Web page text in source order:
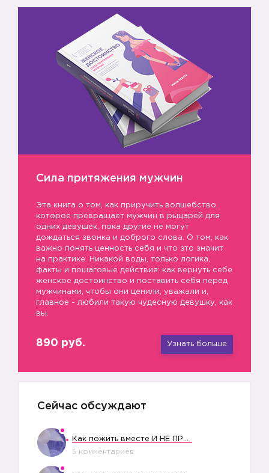
Сила притяжения мужчин
Эта книга о том, как приручить волшебство,
которое превращает мужчин в рыцарей для
одних девушек, пока другие не могут
дождаться звонка и доброго слова. О том, как
важно понять ценность себя и что это значит
на практике. Никакой воды, только логика,
факты и пошаговые действия: как вернуть себе
женское достоинство и поставить себя перед
мужчинами, чтобы они ценили, уважали и,
главное - любили такую чудесную девушку, как
вы.
890 руб. Узнать больше
Сейчас обсуждают
Как пожить вместе И НЕ ПРОЛЕТЕТЬ СО СВАДЬБОЙ
5 комментариев